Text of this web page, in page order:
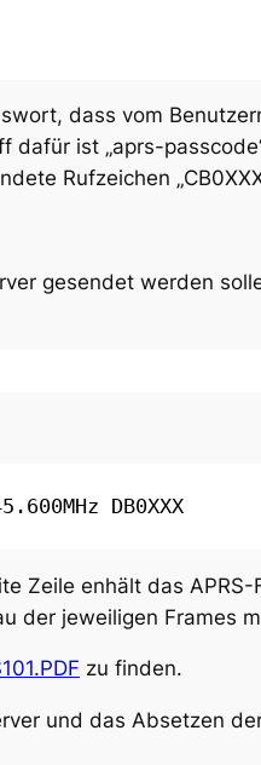
dass vom
ist „aprs-
Rufzeichen
gesendet werden
DB0XXX
Zeile enhält das
der jeweiligen Frames
zu finden.
und das Absetzen